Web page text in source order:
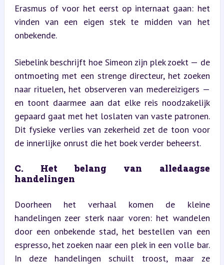
Erasmus of voor het eerst op internaat gaan: het
vinden van een eigen stek te midden van het
onbekende.
Siebelink beschrijft hoe Simeon zijn plek zoekt — de
ontmoeting met een strenge directeur, het zoeken
naar rituelen, het observeren van medereizigers —
en toont daarmee aan dat elke reis noodzakelijk
gepaard gaat met het loslaten van vaste patronen.
Dit fysieke verlies van zekerheid zet de toon voor
de innerlijke onrust die het boek verder beheerst.
C. Het belang van alledaagse
handelingen
Doorheen het verhaal komen de kleine
handelingen zeer sterk naar voren: het wandelen
door een onbekende stad, het bestellen van een
espresso, het zoeken naar een plek in een volle bar.
In deze handelingen schuilt troost, maar ze